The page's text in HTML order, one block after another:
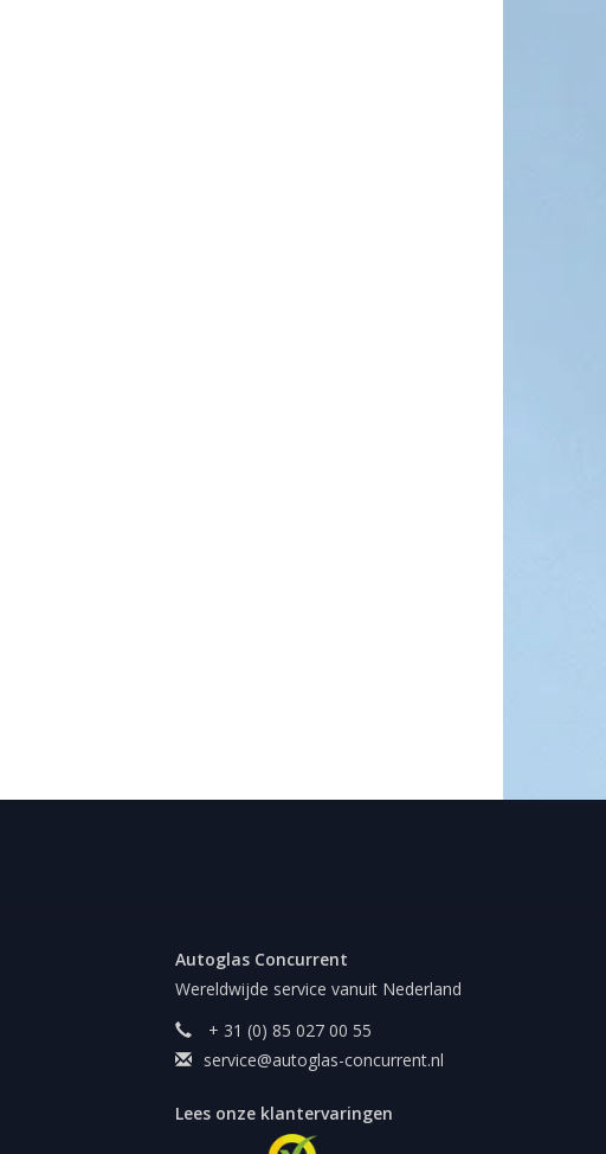
Autoglas Concurrent
Wereldwijde service vanuit Nederland
+ 31 (0) 85 027 00 55
service@autoglas-concurrent.nl
Lees onze klantervaringen